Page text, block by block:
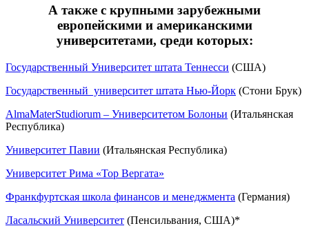
А также с крупными зарубежными
европейскими и американскими
университетами, среди которых:
Государственный Университет штата Теннесси (США)
Государственный университет штата Нью-Йорк (Стони Брук)
AlmaMaterStudiorum – Университетом Болоньи (Итальянская
Республика)
Университет Павии (Итальянская Республика)
Университет Рима «Тор Вергата»
Франкфуртская школа финансов и менеджмента (Германия)
Ласальский Университет (Пенсильвания, США)*